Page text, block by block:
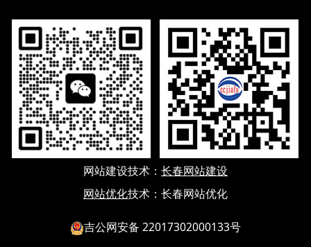
网站建设技术： 长春网站建设
网站优化技术： 长春网站优化
吉公网安备 22017302000133号